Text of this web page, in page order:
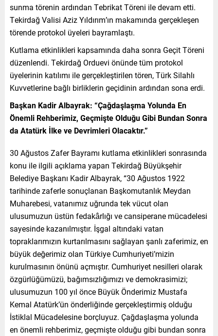
sunma törenin ardından Tebrikat Töreni ile devam etti.
Tekirdağ Valisi Aziz Yıldırım’ın makamında gerçekleşen
törende protokol üyeleri bayramlaştı.
Kutlama etkinlikleri kapsamında daha sonra Geçit Töreni
düzenlendi. Tekirdağ Orduevi önünde tüm protokol
üyelerinin katılımı ile gerçekleştirilen tören, Türk Silahlı
Kuvvetlerine bağlı birliklerin geçidinin ardından sona erdi.
Başkan Kadir Albayrak: “Çağdaşlaşma Yolunda En
Önemli Rehberimiz, Geçmişte Olduğu Gibi Bundan Sonra
da Atatürk İlke ve Devrimleri Olacaktır.”
30 Ağustos Zafer Bayramı kutlama etkinlikleri sonrasında
konu ile ilgili açıklama yapan Tekirdağ Büyükşehir
Belediye Başkanı Kadir Albayrak, “30 Ağustos 1922
tarihinde zaferle sonuçlanan Başkomutanlık Meydan
Muharebesi, vatanımız uğrunda tek vücut olan
ulusumuzun üstün fedakârlığı ve cansiperane mücadelesi
sayesinde kazanılmıştır. İşgal altındaki vatan
topraklarımızın kurtarılmasını sağlayan şanlı zaferimiz, en
büyük değerimiz olan Türkiye Cumhuriyeti’mizin
kurulmasının önünü açmıştır. Cumhuriyet nesilleri olarak
özgürlüğümüzü, bağımsızlığımızı ve demokrasimizi;
ulusumuzun 100 yıl önce Büyük Önderimiz Mustafa
Kemal Atatürk’ün önderliğinde gerçekleştirmiş olduğu
İstiklal Mücadelesine borçluyuz. Çağdaşlaşma yolunda
en önemli rehberimiz, geçmişte olduğu gibi bundan sonra